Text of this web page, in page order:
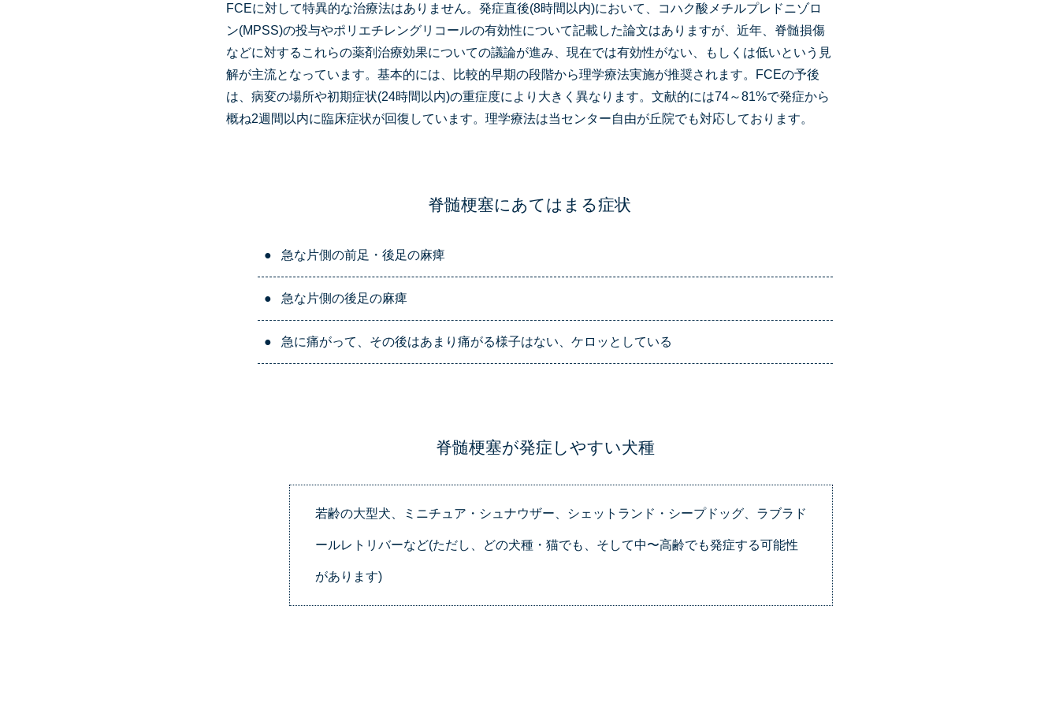
FCEに対して特異的な治療法はありません。発症直後(8時間以内)において、コハク酸メチルプレドニゾロ
ン(MPSS)の投与やポリエチレングリコールの有効性について記載した論文はありますが、近年、脊髄損傷
などに対するこれらの薬剤治療効果についての議論が進み、現在では有効性がない、もしくは低いという見
解が主流となっています。基本的には、比較的早期の段階から理学療法実施が推奨されます。FCEの予後
は、病変の場所や初期症状(24時間以内)の重症度により大きく異なります。文献的には74～81%で発症から
概ね2週間以内に臨床症状が回復しています。理学療法は当センター自由が丘院でも対応しております。
脊髄梗塞にあてはまる症状
● 急な片側の前足・後足の麻痺
● 急な片側の後足の麻痺
● 急に痛がって、その後はあまり痛がる様子はない、ケロッとしている
脊髄梗塞が発症しやすい犬種
若齢の大型犬、ミニチュア・シュナウザー、シェットランド・シープドッグ、ラブラド
ールレトリバーなど(ただし、どの犬種・猫でも、そして中〜高齢でも発症する可能性
があります)